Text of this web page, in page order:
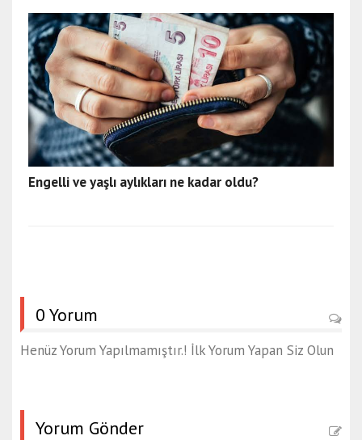
Engelli ve yaşlı aylıkları ne kadar oldu?
0 Yorum
Henüz Yorum Yapılmamıştır.! İlk Yorum Yapan Siz Olun
Yorum Gönder